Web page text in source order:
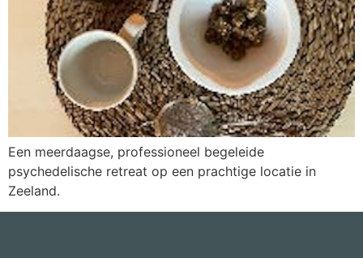
Een meerdaagse, professioneel begeleide
psychedelische retreat op een prachtige locatie in
Zeeland.